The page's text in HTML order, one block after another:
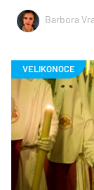
Barbora